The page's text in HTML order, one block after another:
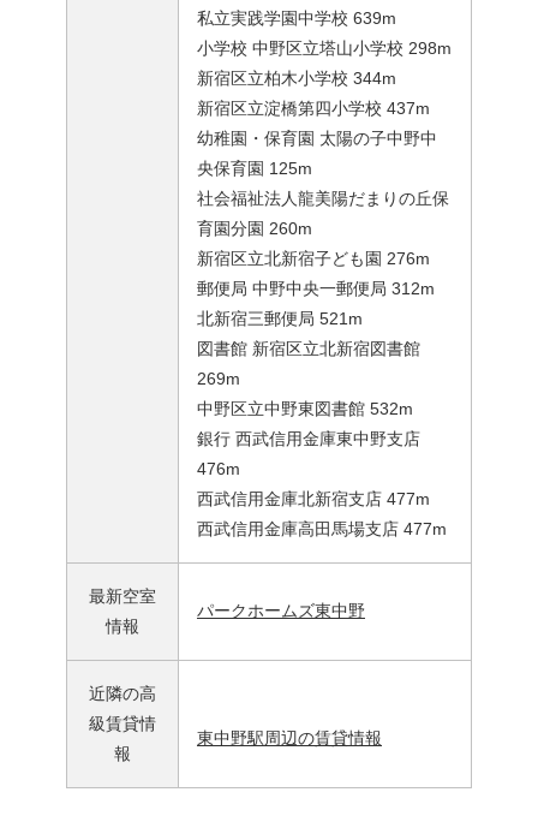
私立実践学園中学校 639m
小学校 中野区立塔山小学校 298m
新宿区立柏木小学校 344m
新宿区立淀橋第四小学校 437m
幼稚園・保育園 太陽の子中野中
央保育園 125m
社会福祉法人龍美陽だまりの丘保
育園分園 260m
新宿区立北新宿子ども園 276m
郵便局 中野中央一郵便局 312m
北新宿三郵便局 521m
図書館 新宿区立北新宿図書館
269m
中野区立中野東図書館 532m
銀行 西武信用金庫東中野支店
476m
西武信用金庫北新宿支店 477m
西武信用金庫高田馬場支店 477m
最新空室
情報
パークホームズ東中野
近隣の高
級賃貸情
報
東中野駅周辺の賃貸情報